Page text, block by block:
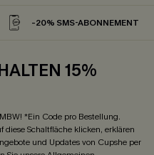
-20% SMS-ABONNEMENT
15%
*Ein Code pro Bestellung.
Schaltfläche klicken, erklären
und Updates von Cupshe per